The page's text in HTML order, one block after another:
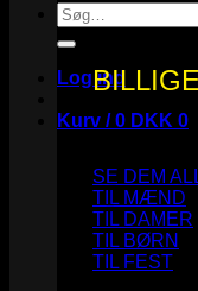
Søg
efter:
Log ind
Kurv /0 DKK 0
Ingen
SE DEM
TIL MÆND
TIL DAMER
TIL BØRN
TIL FEST